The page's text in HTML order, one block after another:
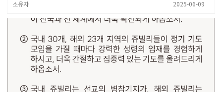
소유자
2025-06-09